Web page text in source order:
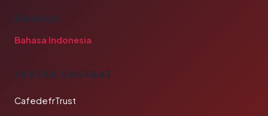
BAHASA
Bahasa Indonesia
TAUTAN SAHABAT
CafedefrTrust